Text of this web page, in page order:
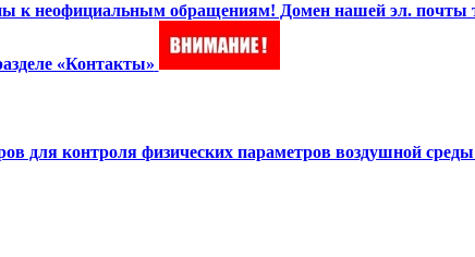
к неофициальным обращениям! Домен нашей эл.
«Контакты»
для контроля физических параметров воздушной